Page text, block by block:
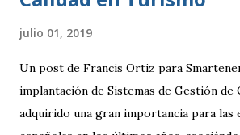
julio 01, 2019
Un post de Francis Ortiz para
implantación de Sistemas de Gestión de
adquirido una gran importancia para las